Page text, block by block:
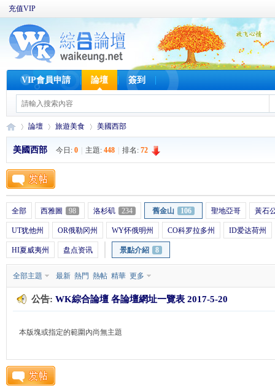
充值VIP
VIP會員申請 論壇 簽到
W
論壇
›
旅遊美食 美國西部
美國西部 今日: 0 主題: 448 排名: 72
全部 西雅圖 98 洛杉矶 234 舊金山 106 聖地亞哥 黃石
UT犹他州 OR俄勒冈州 WY怀俄明州 CO科罗拉多州 ID爱达荷州
HI夏威夷州 盘点资讯 景點介紹 8
全部主題 最新 熱門 熱帖 精華 更多
公告: WK綜合論壇 各論壇網址一覽表 2017-5-20
本版塊或指定的範圍內尚無主題